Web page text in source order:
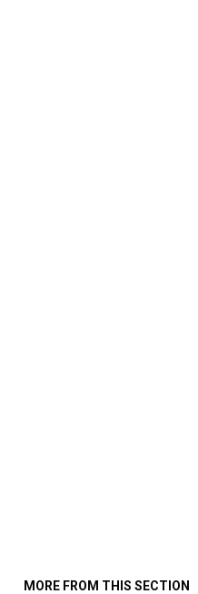
MORE FROM THIS SECTION